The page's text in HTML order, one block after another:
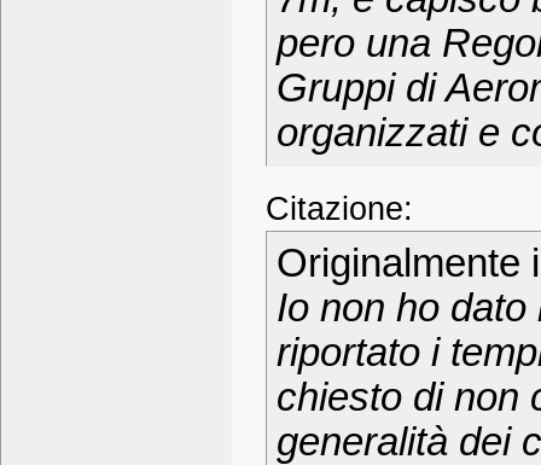
pero una
Gruppi di
organizzati e
Citazione:
Originalmente
Io non ho
riportato i
chiesto di non
generalità dei